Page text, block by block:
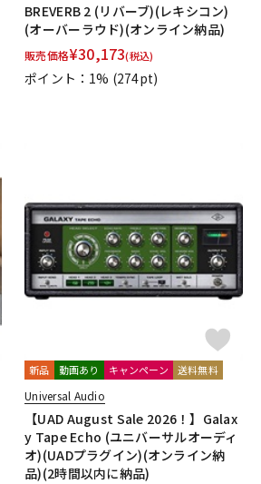
BREVERB 2 (リバーブ)(レキシコン)
(オーバーラウド)(オンライン納品)
販売価格¥30,173(税込)
ポイント：1% (274pt)
新品 動画あり キャンペーン 送料無料
Universal Audio
【UAD August Sale 2026！】Galax
y Tape Echo (ユニバーサルオーディ
オ)(UADプラグイン)(オンライン納
品)(2時間以内に納品)